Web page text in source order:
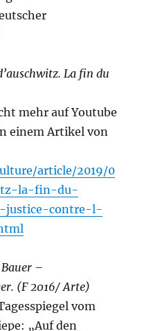
La fin du
mehr auf Youtube
einem Artikel von
article/2019/0
la-fin-du-
justice-contre-l-
–
(F 2016/ Arte)
vom
„Auf den